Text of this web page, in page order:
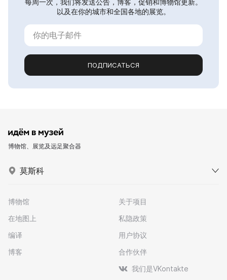
每周一次，我们将发送公告，博客，促销和博物馆更新。
以及在你的城市和全国各地的展览。
ПОДПИСАТЬСЯ
博物馆、展览及远足聚合器
莫斯科
博物馆
在地图上
编译
博客
关于项目
私隐政策
用户协议
合作伙伴
我们是VKontakte